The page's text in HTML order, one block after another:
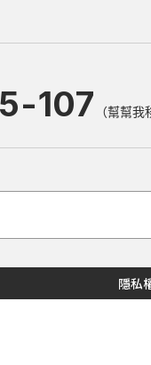
107 （幫幫我
隱私